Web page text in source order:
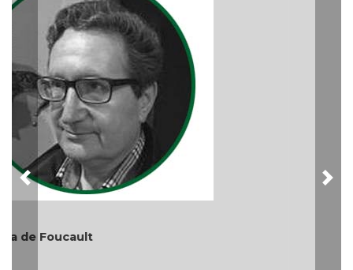
El debate de la Protección de los Derechos de las
Audiencias
Previous